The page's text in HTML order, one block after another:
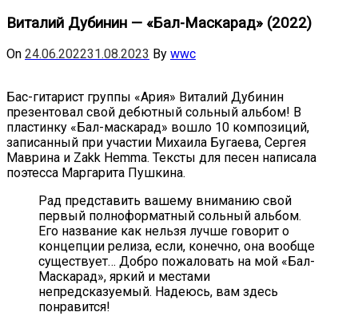
Виталий Дубинин — «Бал-Маскарад» (2022)
On 24.06.202231.08.2023 By wwc
Бас-гитарист группы «Ария» Виталий Дубинин
презентовал свой дебютный сольный альбом! В
пластинку «Бал-маскарад» вошло 10 композиций,
записанный при участии Михаила Бугаева, Сергея
Маврина и Zakk Hemma. Тексты для песен написала
поэтесса Маргарита Пушкина.
Рад представить вашему вниманию свой
первый полноформатный сольный альбом.
Его название как нельзя лучше говорит о
концепции релиза, если, конечно, она вообще
существует… Добро пожаловать на мой «Бал-
Маскарад», яркий и местами
непредсказуемый. Надеюсь, вам здесь
понравится!